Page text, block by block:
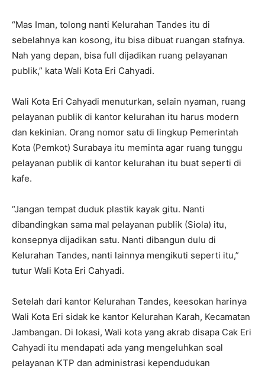
“Mas Iman, tolong nanti Kelurahan Tandes itu di
sebelahnya kan kosong, itu bisa dibuat ruangan stafnya.
Nah yang depan, bisa full dijadikan ruang pelayanan
publik,” kata Wali Kota Eri Cahyadi.
Wali Kota Eri Cahyadi menuturkan, selain nyaman, ruang
pelayanan publik di kantor kelurahan itu harus modern
dan kekinian. Orang nomor satu di lingkup Pemerintah
Kota (Pemkot) Surabaya itu meminta agar ruang tunggu
pelayanan publik di kantor kelurahan itu buat seperti di
kafe.
“Jangan tempat duduk plastik kayak gitu. Nanti
dibandingkan sama mal pelayanan publik (Siola) itu,
konsepnya dijadikan satu. Nanti dibangun dulu di
Kelurahan Tandes, nanti lainnya mengikuti seperti itu,”
tutur Wali Kota Eri Cahyadi.
Setelah dari kantor Kelurahan Tandes, keesokan harinya
Wali Kota Eri sidak ke kantor Kelurahan Karah, Kecamatan
Jambangan. Di lokasi, Wali kota yang akrab disapa Cak Eri
Cahyadi itu mendapati ada yang mengeluhkan soal
pelayanan KTP dan administrasi kependudukan